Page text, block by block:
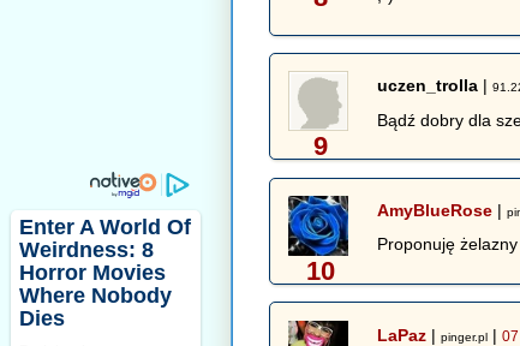
9
uczen_trolla |
Bądź dobry dla
10
AmyBlueRose |
Proponuję
LaPaz |pinger.pl |